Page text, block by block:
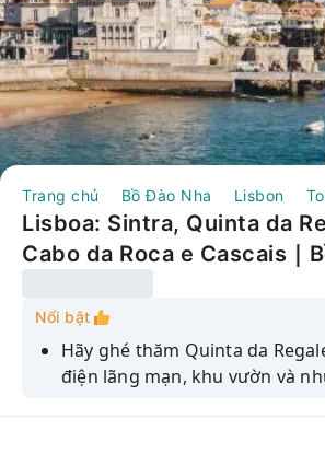
Trang chủ Bồ Đào Nha Lisbon
Lisboa: Sintra, Quinta da
Cabo da Roca e Cascais｜
Nổi bật
Hãy ghé thăm Quinta da
điện lãng mạn, khu vườn và